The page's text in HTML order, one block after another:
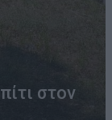
στον